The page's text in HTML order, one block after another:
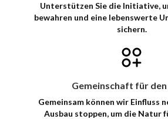
Unterstützen Sie die Initiative,
bewahren und eine lebenswerte
sichern.
Gemeinschaft für
Gemeinsam können wir Einfluss
Ausbau stoppen, um die Natur